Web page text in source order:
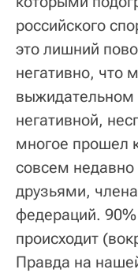
российского
это лишний
негативно, что
выжидательном
негативной,
многое прошел
совсем
друзьями,
федераций. 90%
происходит
Правда на